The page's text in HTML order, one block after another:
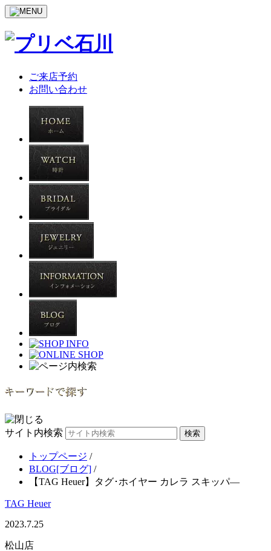
ご来店予約
お問い合わせ
サイト内検索
トップページ /
BLOG[ブログ] /
【TAG Heuer】タグ･ホイヤー カレラ スキッパ―
TAG Heuer
2023.7.25
松山店